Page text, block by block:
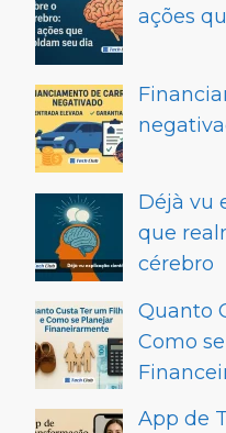
ações
Déjà vu
que
cérebro
Quanto
Como
App de